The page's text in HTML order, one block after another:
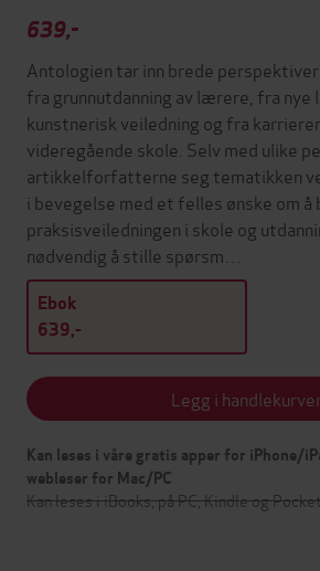
639,-
Antologien tar inn brede perspektiver
fra grunnutdanning av lærere, fra
kunstnerisk veiledning og fra
videregående skole. Selv med ulike
artikkelforfatterne seg tematikken
i bevegelse med et felles ønske om å
praksisveiledningen i skole og
nødvendig å stille spørsm…
Ebok
639,-
Legg i
Kan leses i våre gratis apper for iPhone/
webleser for Mac/PC
Kan leses i iBooks, på PC, Kindle og